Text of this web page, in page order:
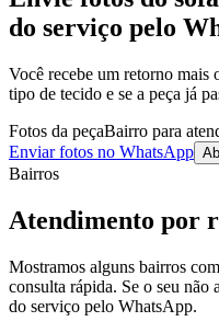
do serviço pelo
Você recebe um retorno
tipo de tecido e se a peça já
Fotos da peçaBairro para
Enviar fotos no WhatsApp
Bairros
Atendimento por
Mostramos alguns bairros
consulta rápida. Se o seu
do serviço pelo WhatsApp.